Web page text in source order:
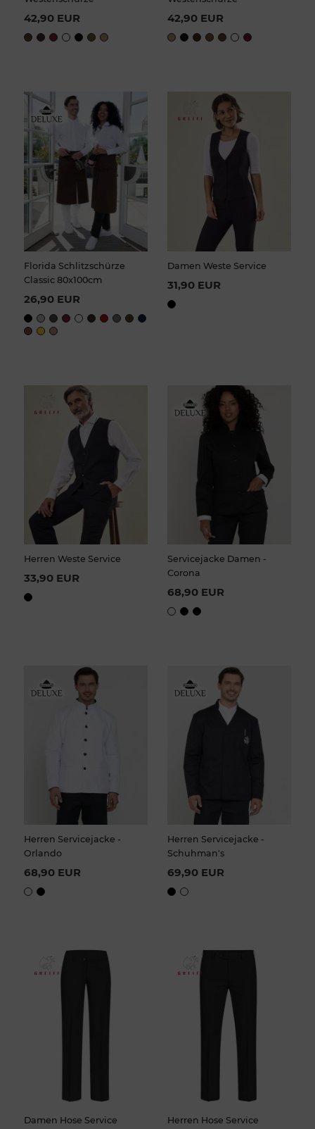
42,90 EUR 42,90 EUR
Florida Schlitzschürze
Classic 80x100cm
26,90 EUR
Damen Weste Service
31,90 EUR
Herren Weste Service
33,90 EUR
Servicejacke Damen -
Corona
68,90 EUR
Herren Servicejacke -
Orlando
68,90 EUR
Herren Servicejacke -
Schuhman's
69,90 EUR
Damen Hose Service Herren Hose Service